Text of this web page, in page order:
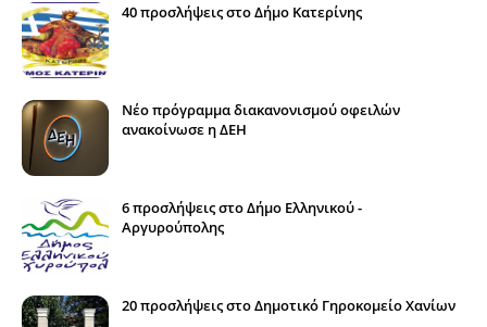
40 προσλήψεις στο Δήμο Κατερίνης
Νέο πρόγραμμα διακανονισμού οφειλών
ανακοίνωσε η ΔΕΗ
6 προσλήψεις στο Δήμο Ελληνικού -
Αργυρούπολης
20 προσλήψεις στο Δημοτικό Γηροκομείο Χανίων